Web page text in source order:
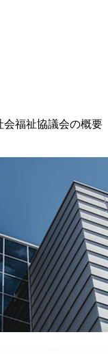
会福祉協議会の概要